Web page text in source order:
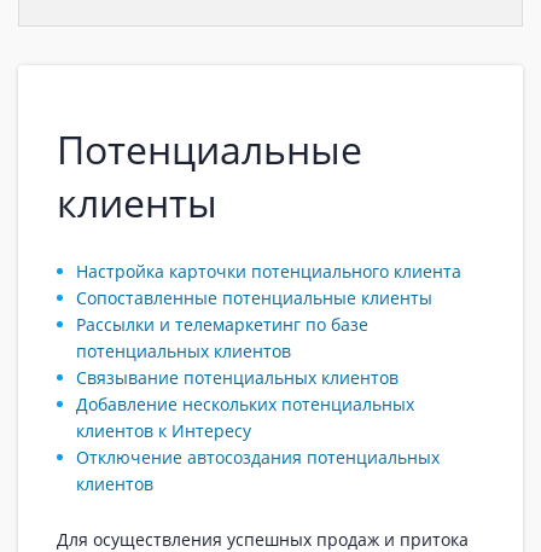
Потенциальные
клиенты
Настройка карточки потенциального клиента
Сопоставленные потенциальные клиенты
Рассылки и телемаркетинг по базе
потенциальных клиентов
Связывание потенциальных клиентов
Добавление нескольких потенциальных
клиентов к Интересу
Отключение автосоздания потенциальных
клиентов
Для осуществления успешных продаж и притока